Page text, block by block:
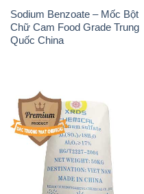
Sodium Benzoate – Mốc Bột
Chữ Cam Food Grade Trung
Quốc China